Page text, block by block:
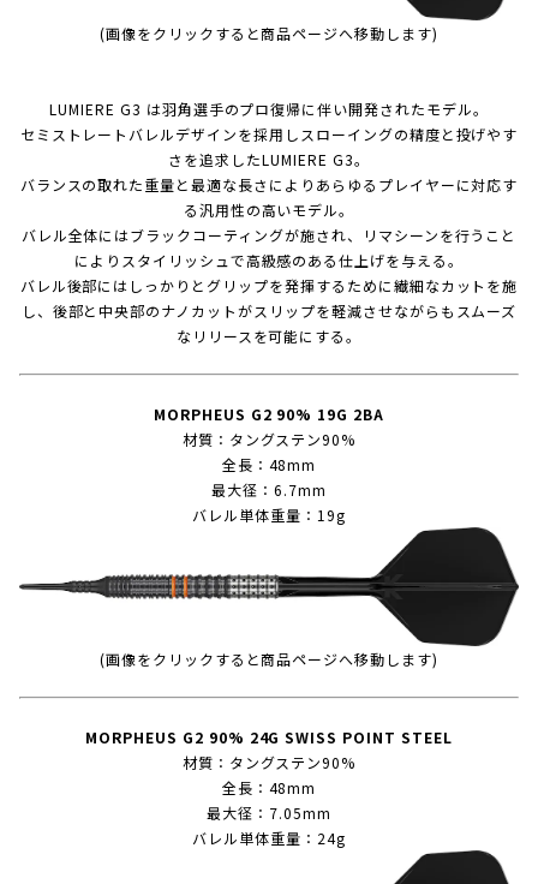
(画像をクリックすると商品ページへ移動します)
LUMIERE G3 は羽角選手のプロ復帰に伴い開発されたモデル。
セミストレートバレルデザインを採用しスローイングの精度と投げやす
さを追求したLUMIERE G3。
バランスの取れた重量と最適な長さによりあらゆるプレイヤーに対応す
る汎用性の高いモデル。
バレル全体にはブラックコーティングが施され、リマシーンを行うこと
によりスタイリッシュで高級感のある仕上げを与える。
バレル後部にはしっかりとグリップを発揮するために繊細なカットを施
し、後部と中央部のナノカットがスリップを軽減させながらもスムーズ
なリリースを可能にする。
MORPHEUS G2 90% 19G 2BA
材質：タングステン90%
全長：48mm
最大径：6.7mm
バレル単体重量：19g
(画像をクリックすると商品ページへ移動します)
MORPHEUS G2 90% 24G SWISS POINT STEEL
材質：タングステン90%
全長：48mm
最大径：7.05mm
バレル単体重量：24g